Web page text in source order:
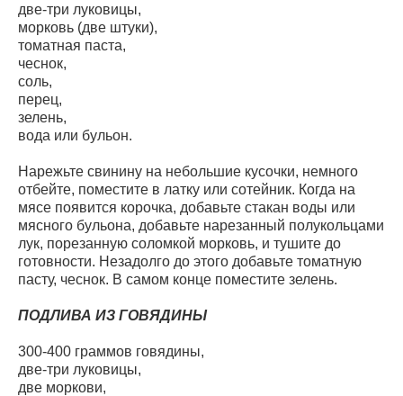
две-три луковицы,
морковь (две штуки),
томатная паста,
чеснок,
соль,
перец,
зелень,
вода или бульон.
Нарежьте свинину на небольшие кусочки, немного
отбейте, поместите в латку или сотейник. Когда на
мясе появится корочка, добавьте стакан воды или
мясного бульона, добавьте нарезанный полукольцами
лук, порезанную соломкой морковь, и тушите до
готовности. Незадолго до этого добавьте томатную
пасту, чеснок. В самом конце поместите зелень.
ПОДЛИВА ИЗ ГОВЯДИНЫ
300-400 граммов говядины,
две-три луковицы,
две моркови,